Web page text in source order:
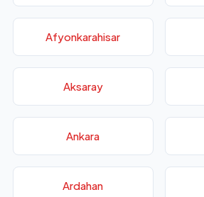
Afyonkarahisar
Aksaray
Ankara
Ardahan